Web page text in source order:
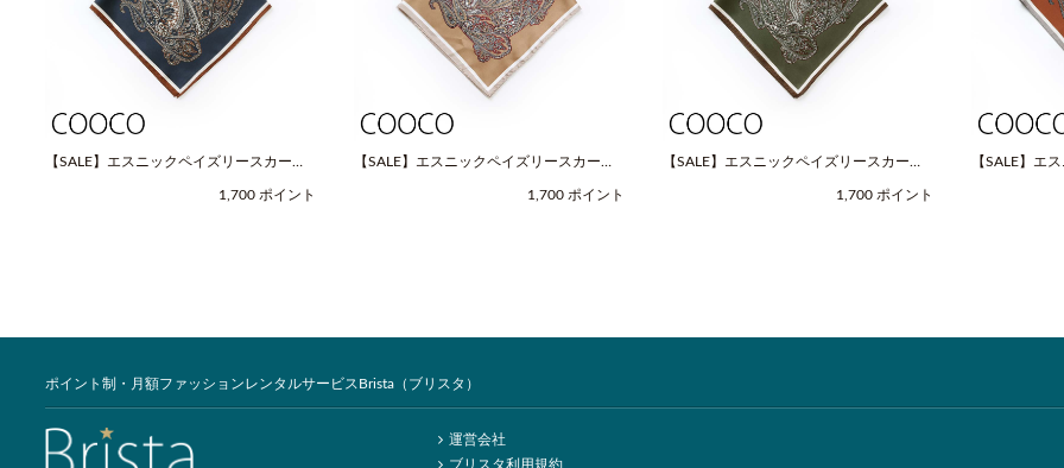
【SALE】エスニックペイズリースカーフ
1,700 ポイント
【SALE】エスニックペイズリースカーフ
1,700 ポイント
【SALE】エスニックペイズリースカーフ
1,700 ポイント
【SALE】エ
ポイント制・月額ファッションレンタルサービスBrista（ブリスタ）
運営会社
ブリスタ利用規約